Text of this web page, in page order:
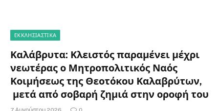
ΕΚΚΛΗΣΙΑΣΤΙΚΑ
Καλάβρυτα: Κλειστός παραμένει μέχρι
νεωτέρας ο Μητροπολιτικός Ναός
Κοιμήσεως της Θεοτόκου Καλαβρύτων,
μετά από σοβαρή ζημιά στην οροφή του